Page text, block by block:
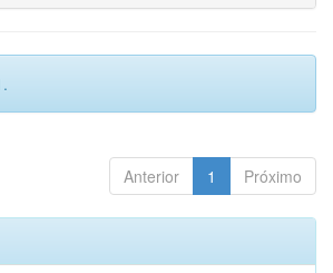
Anterior 1 Próximo